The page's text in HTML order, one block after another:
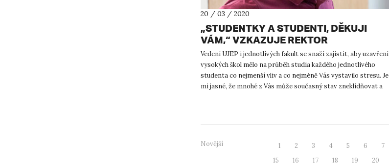
20 / 03 / 2020
„STUDENTKY A STUDENTI, DĚKUJI
VÁM,“ VZKAZUJE REKTOR
Vedení UJEP i jednotlivých fakult se snaží zajistit, aby uzavření
vysokých škol mělo na průběh studia každého jednotlivého
studenta co nejmenší vliv a co nejméně Vás vystavilo stresu. Je
mi jasné, že mnohé z Vás může současný stav zneklidňovat a
Novější 1 2 3 4 5 6 7
15
16 17 18 19 20